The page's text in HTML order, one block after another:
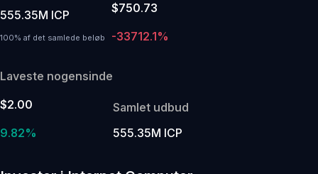
555.35M ICP
100% af det samlede beløb
$750.73
-33712.1%
Laveste nogensinde
$2.00
9.82%
Samlet udbud
555.35M ICP